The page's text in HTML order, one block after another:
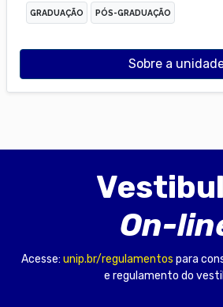
GRADUAÇÃO PÓS-GRADUAÇÃO
Sobre a
On-
Acesse: unip.br/regulamentos para
e regulamento do